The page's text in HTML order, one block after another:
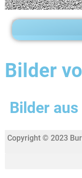
Bilder
Bilder
Copyright © 2023